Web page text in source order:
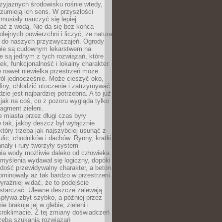
środowisku rośnie wtedy,
ich sens. W przyszłości
nauczyć się lepiej
z wodą. Nie da się bez końca
powierzchni i liczyć, że natura
naszych przyzwyczajeń. Ogrody
są cudownym lekarstwem na
są jednym z tych rozwiązań, które
funkcjonalność i lokalny charakter.
nawet niewielka przestrzeń może
jednocześnie. Może cieszyć oko,
chłodzić otoczenie i zatrzymywać
jest najbardziej potrzebna. A to już
na coś, co z pozoru wygląda tylko
zieleni.
miasta przez długi czas były
tak, jakby deszcz był wyłącznie
trzeba jak najszybciej usunąć z
chodników i dachów. Rynny, kratki
i rury tworzyły system
wody możliwie daleko od człowieka.
wydawał się logiczny, dopóki
przewidywalny charakter, a beton
aż tak bardzo w przestrzeni.
widać, że to podejście
Ulewne deszcze zalewają
zbyt szybko, a później przez
brakuje jej w glebie, zieleni i
Z tej zmiany doświadczeń
szukania rozwiązań